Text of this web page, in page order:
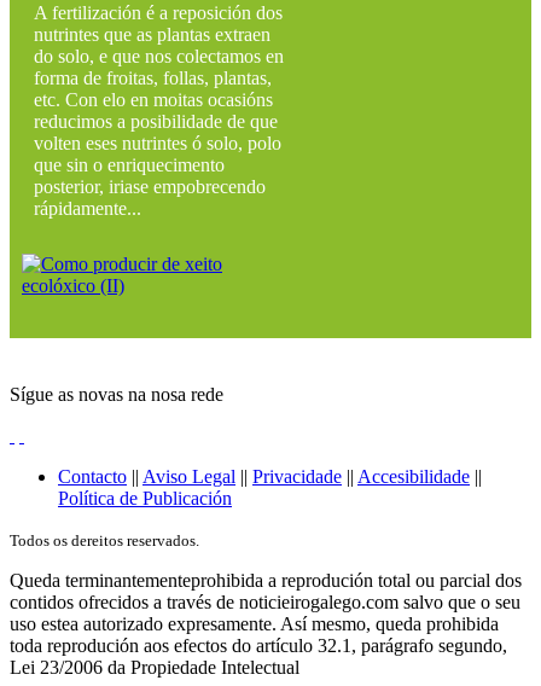
A fertilización é a reposición dos
nutrintes que as plantas extraen
do solo, e que nos colectamos en
forma de froitas, follas, plantas,
etc. Con elo en moitas ocasións
reducimos a posibilidade de que
volten eses nutrintes ó solo, polo
que sin o enriquecimento
posterior, iriase empobrecendo
rápidamente...
Sígue as novas na nosa rede
Contacto || Aviso Legal || Privacidade || Accesibilidade ||
Política de Publicación
Todos os dereitos reservados.
Queda terminantementeprohibida a reprodución total ou parcial dos
contidos ofrecidos a través de noticieirogalego.com salvo que o seu
uso estea autorizado expresamente. Así mesmo, queda prohibida
toda reprodución aos efectos do artículo 32.1, parágrafo segundo,
Lei 23/2006 da Propiedade Intelectual